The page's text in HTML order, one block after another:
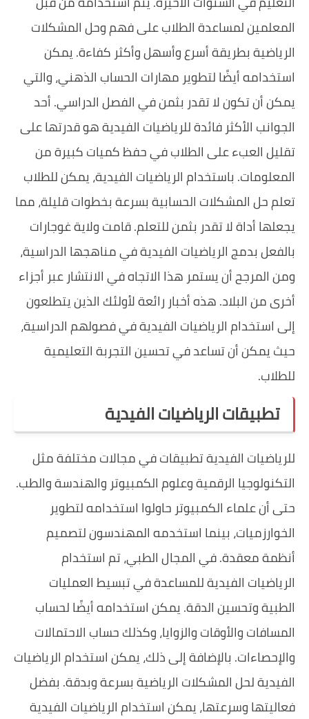
المعلمين لمساعدة الطلاب على فهم وحل المشكلات
الرياضية بطريقة أسرع وأسهل وأكثر كفاءة. يمكن
استخدامه أيضًا لتطوير مهارات الحساب الذهني، والتي
يمكن أن تكون لا تقدر بثمن في الفصل الدراسي. أحد
الجوانب الأكثر فائدة للرياضيات الفيدية هو قدرتها على
تقليل العبء على الطلاب في حفظ كميات كبيرة من
المعلومات. باستخدام الرياضيات الفيدية، يمكن للطلاب
تعلم حل المشكلات الحسابية بسرعة بخطوات قليلة، مما
يجعلها أداة لا تقدر بثمن للتعلم. قامت ولاية غوجارات
بالفعل بدمج الرياضيات الفيدية في مناهجها الدراسية،
ومن المرجح أن يستمر هذا الاتجاه في الانتشار عبر أجزاء
أخرى من البلاد. هذه أخبار رائعة لأولئك الذين يتطلعون
إلى استخدام الرياضيات الفيدية في فصولهم الدراسية،
حيث يمكن أن تساعد في تحسين التجربة التعليمية
للطلاب.
تطبيقات الرياضيات الفيدية
للرياضيات الفيدية تطبيقات في مجالات مختلفة مثل
التكنولوجيا الرقمية وعلوم الكمبيوتر والهندسة والطب.
حتى أن علماء الكمبيوتر حاولوا استخدامه لتطوير
الخوارزميات، بينما استخدمه المهندسون لتصميم
أنظمة معقدة. في المجال الطبي، تم استخدام
الرياضيات الفيدية للمساعدة في تبسيط العمليات
الطبية وتحسين الدقة. يمكن استخدامه أيضًا لحساب
المسافات والأوقات والزوايا، وكذلك حساب الاحتمالات
والإحصاءات. بالإضافة إلى ذلك، يمكن استخدام الرياضيات
الفيدية لحل المشكلات الرياضية بسرعة وبدقة. بفضل
فعاليتها وسرعتها، يمكن استخدام الرياضيات الفيدية